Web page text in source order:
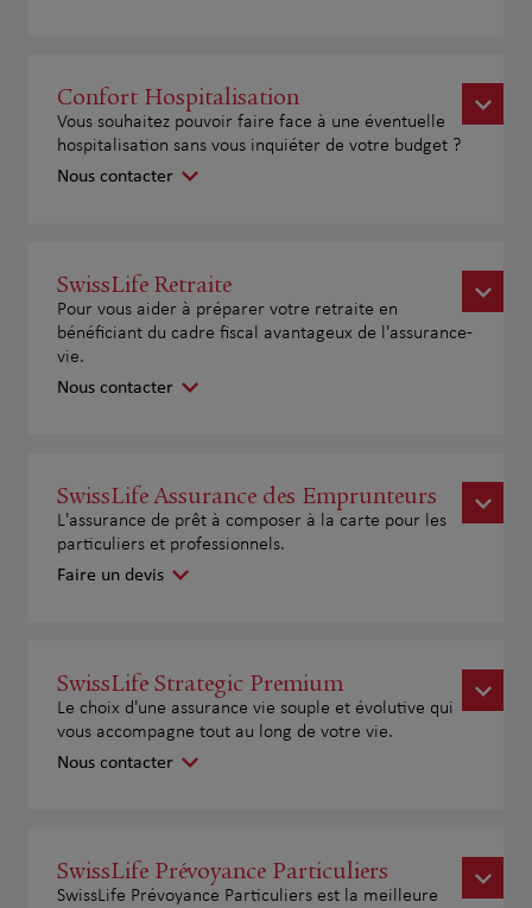
Confort Hospitalisation
Vous souhaitez pouvoir faire face à une éventuelle
hospitalisation sans vous inquiéter de votre budget ?
Nous contacter
SwissLife Retraite
Pour vous aider à préparer votre retraite en
bénéficiant du cadre fiscal avantageux de l'assurance-
vie.
Nous contacter
SwissLife Assurance des Emprunteurs
L'assurance de prêt à composer à la carte pour les
particuliers et professionnels.
Faire un devis
SwissLife Strategic Premium
Le choix d'une assurance vie souple et évolutive qui
vous accompagne tout au long de votre vie.
Nous contacter
SwissLife Prévoyance Particuliers
SwissLife Prévoyance Particuliers est la meilleure